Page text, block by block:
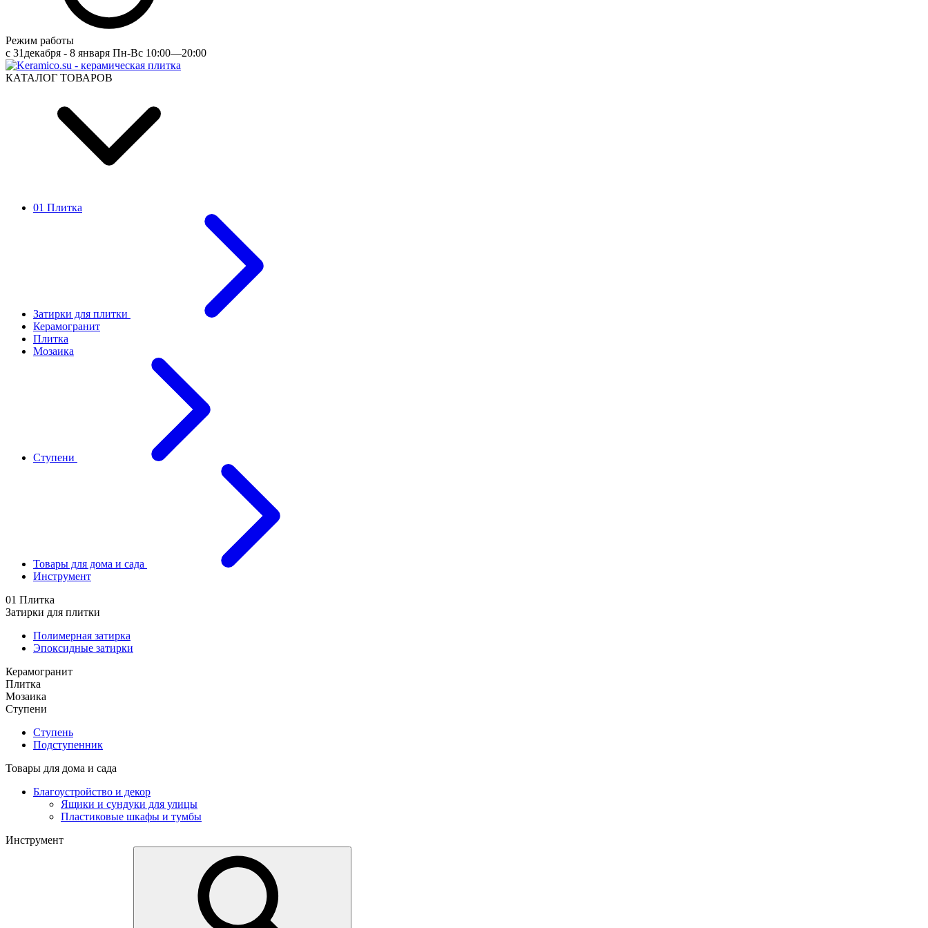
Режим работы
c 31декабря - 8 января Пн-Вс 10:00—20:00
КАТАЛОГ ТОВАРОВ
01 Плитка
Затирки для плитки
Керамогранит
Плитка
Мозаика
Ступени
Товары для дома и сада
Инструмент
01 Плитка
Затирки для плитки
Полимерная затирка
Эпоксидные затирки
Керамогранит
Плитка
Мозаика
Ступени
Ступень
Подступенник
Товары для дома и сада
Благоустройство и декор
Ящики и сундуки для улицы
Пластиковые шкафы и тумбы
Инструмент